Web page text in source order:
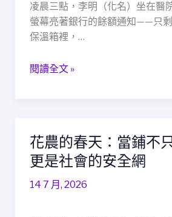
凌晨三點，李明（化名）坐在醫
螢幕亮著銀行的餘額通知——只
保溫箱裡，…
爸：
一
家
舖
的
「救
急
不
閱讀全文 »
花農的春天：當鋪不
更是社會的安全網
14 7 月, 2026
花
農
的
春